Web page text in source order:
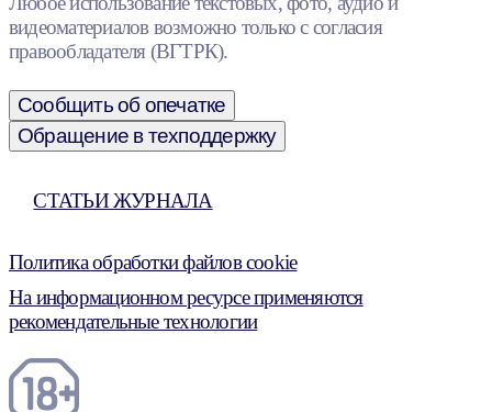
видеоматериалов возможно только с согласия
правообладателя (ВГТРК).
Сообщить об опечатке
Обращение в техподдержку
СТАТЬИ ЖУРНАЛА
Политика обработки файлов cookie
На информационном ресурсе применяются
рекомендательные технологии